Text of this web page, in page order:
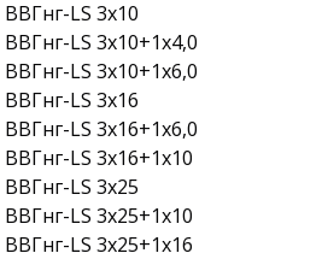
ВВГнг-LS 3х10
ВВГнг-LS 3х10+1х4,0
ВВГнг-LS 3х10+1х6,0
ВВГнг-LS 3х16
ВВГнг-LS 3х16+1х6,0
ВВГнг-LS 3х16+1х10
ВВГнг-LS 3х25
ВВГнг-LS 3х25+1х10
ВВГнг-LS 3х25+1х16